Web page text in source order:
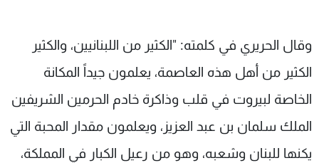
وقال الحريري في كلمته: "الكثير من اللبنانيين، والكثير
الكثير من أهل هذه العاصمة، يعلمون جيداً المكانة
الخاصة لبيروت في قلب وذاكرة خادم الحرمين الشريفين
الملك سلمان بن عبد العزيز، ويعلمون مقدار المحبة التي
يكنها للبنان وشعبه، وهو من رعيل الكبار في المملكة،